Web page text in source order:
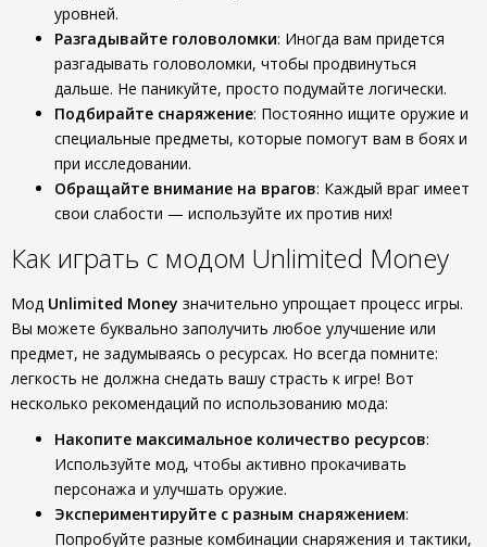
уровней.
Разгадывайте головоломки: Иногда вам придется
разгадывать головоломки, чтобы продвинуться
дальше. Не паникуйте, просто подумайте логически.
Подбирайте снаряжение: Постоянно ищите оружие и
специальные предметы, которые помогут вам в боях и
при исследовании.
Обращайте внимание на врагов: Каждый враг имеет
свои слабости — используйте их против них!
Как играть с модом Unlimited Money
Мод Unlimited Money значительно упрощает процесс игры.
Вы можете буквально заполучить любое улучшение или
предмет, не задумываясь о ресурсах. Но всегда помните:
легкость не должна снедать вашу страсть к игре! Вот
несколько рекомендаций по использованию мода:
Накопите максимальное количество ресурсов:
Используйте мод, чтобы активно прокачивать
персонажа и улучшать оружие.
Экспериментируйте с разным снаряжением:
Попробуйте разные комбинации снаряжения и тактики,